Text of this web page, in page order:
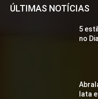
ÚLTIMAS NOTÍCIAS
5
no
lata